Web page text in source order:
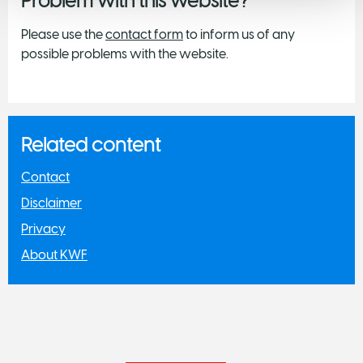
Please use thecontact formto inform us of any
possible problems with the website.
Related content
Contact
Disclaimer
Privacy
About KWF